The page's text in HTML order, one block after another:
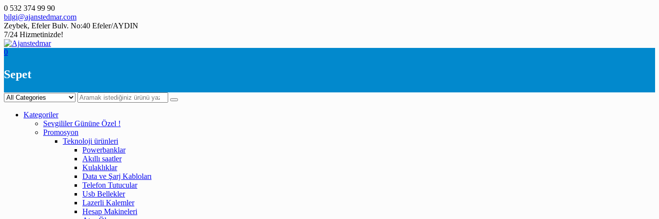
Skip
to
content
0 532 374 99 90
bilgi@ajanstedmar.com
Zeybek, Efeler Bulv. No:40 Efeler/AYDIN
7/24 Hizmetinizde!
0
Sepet
Kategoriler
Sevgililer Gününe Özel !
Promosyon
Teknoloji ürünleri
Powerbanklar
Akıllı saatler
Kulaklıklar
Data ve Şarj Kabloları
Telefon Tutucular
Usb Bellekler
Lazerli Kalemler
Hesap Makineleri